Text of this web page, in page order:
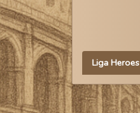
Liga Heroes